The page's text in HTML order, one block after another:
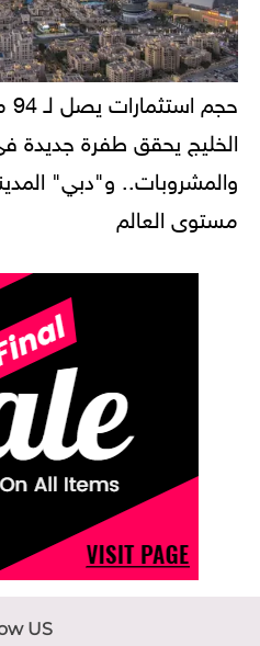
الخليج يحقق طفرة جديدة
والمشروبات.. و"دبي"
مستوى العالم
US